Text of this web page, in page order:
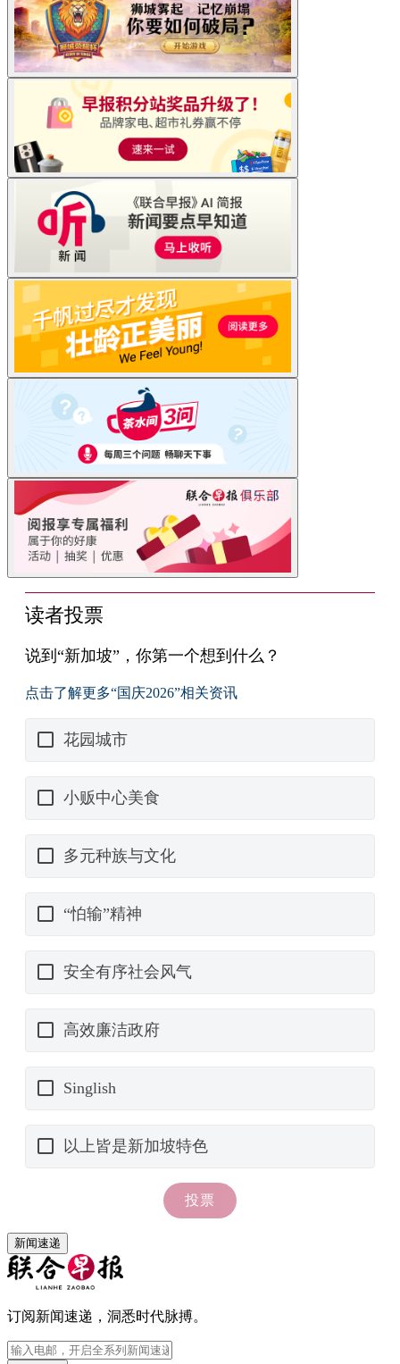
新闻速递
订阅新闻速递，洞悉时代脉搏。